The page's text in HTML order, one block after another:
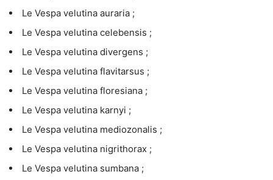
Le Vespa velutina auraria ;
Le Vespa velutina celebensis ;
Le Vespa velutina divergens ;
Le Vespa velutina flavitarsus ;
Le Vespa velutina floresiana ;
Le Vespa velutina karnyi ;
Le Vespa velutina mediozonalis ;
Le Vespa velutina nigrithorax ;
Le Vespa velutina sumbana ;